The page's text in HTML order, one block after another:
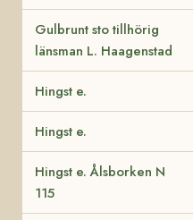
Gulbrunt sto tillhörig
länsman L. Haagenstad
Hingst e.
Hingst e.
Hingst e. Ålsborken N
115